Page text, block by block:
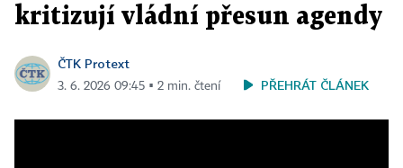
kritizují vládní přesun agendy
ČTK Protext
3. 6. 2026 09:45 ▪ 2 min. čtení PŘEHRÁT ČLÁNEK